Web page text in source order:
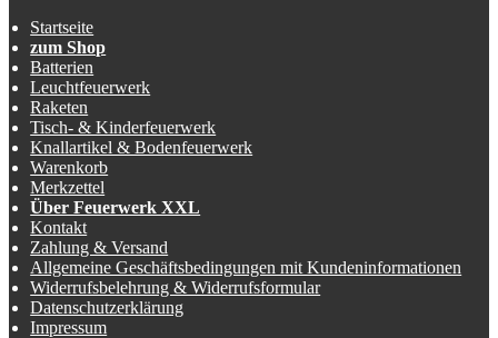
Startseite
zum Shop
Batterien
Leuchtfeuerwerk
Raketen
Tisch- & Kinderfeuerwerk
Knallartikel & Bodenfeuerwerk
Warenkorb
Merkzettel
Über Feuerwerk XXL
Kontakt
Zahlung & Versand
Allgemeine Geschäftsbedingungen mit Kundeninformationen
Widerrufsbelehrung & Widerrufsformular
Datenschutzerklärung
Impressum